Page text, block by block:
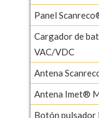
Panel
Cargador de
VAC/VDC
Antena
Antena Imet®
Botón